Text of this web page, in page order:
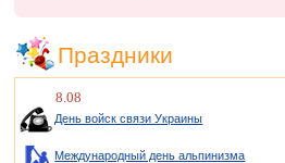
Праздники
8.08
День войск связи Украины
Международный день альпинизма